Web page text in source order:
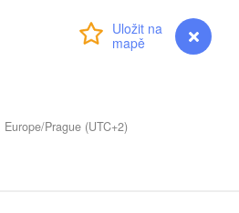
myVentusky Předpověď
Prague (UTC+2)